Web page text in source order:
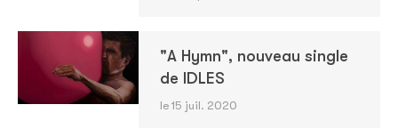
"A Hymn", nouveau single
de IDLES
le 15 juil. 2020